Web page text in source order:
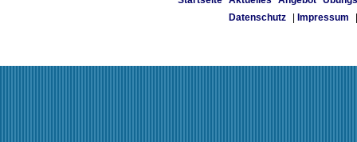
Datenschutz
Impressum